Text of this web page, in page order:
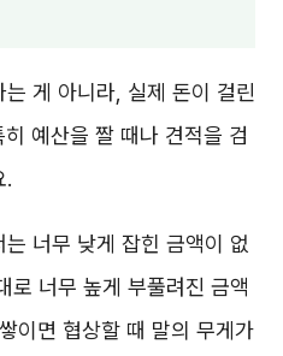
게 아니라, 실제 돈이 걸린
예산을 짤 때나 견적을 검
.
너무 낮게 잡힌 금액이 없
로 너무 높게 부풀려진 금액
이면 협상할 때 말의 무게가